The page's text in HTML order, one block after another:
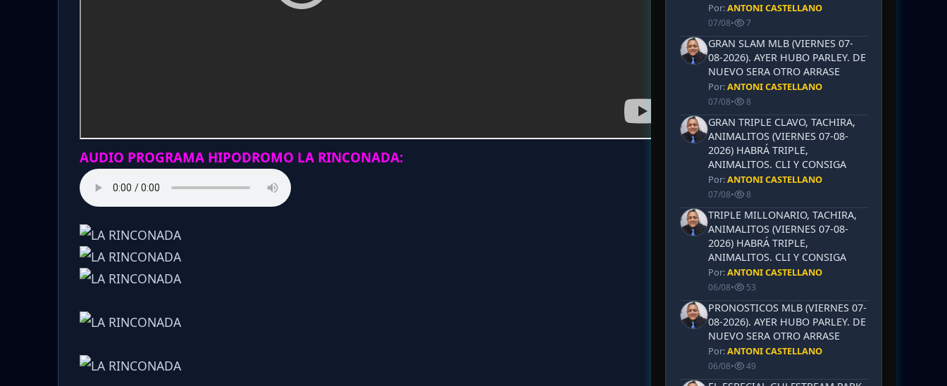
AUDIO PROGRAMA HIPODROMO LA RINCONADA:
Por:ANTONI CASTELLANO
07/08• 7
GRAN SLAM MLB (VIERNES 07-
08-2026). AYER HUBO PARLEY. DE
NUEVO SERA OTRO ARRASE
Por:ANTONI CASTELLANO
07/08• 8
GRAN TRIPLE CLAVO, TACHIRA,
ANIMALITOS (VIERNES 07-08-
2026) HABRÁ TRIPLE,
ANIMALITOS. CLI Y CONSIGA
Por:ANTONI CASTELLANO
07/08• 8
TRIPLE MILLONARIO, TACHIRA,
ANIMALITOS (VIERNES 07-08-
2026) HABRÁ TRIPLE,
ANIMALITOS. CLI Y CONSIGA
Por:ANTONI CASTELLANO
06/08• 53
PRONOSTICOS MLB (VIERNES 07-
08-2026). AYER HUBO PARLEY. DE
NUEVO SERA OTRO ARRASE
Por:ANTONI CASTELLANO
06/08• 49